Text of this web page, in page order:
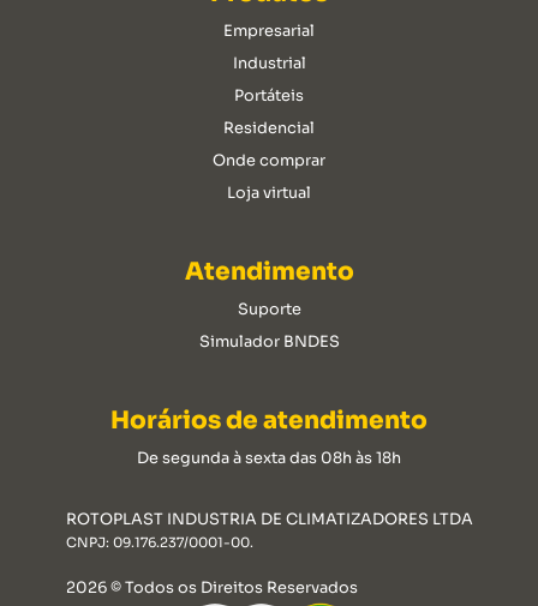
Empresarial
Industrial
Portáteis
Residencial
Onde comprar
Loja virtual
Atendimento
Suporte
Simulador BNDES
Horários de atendimento
De segunda à sexta das 08h às 18h
ROTOPLAST INDUSTRIA DE CLIMATIZADORES LTDA
CNPJ: 09.176.237/0001-00.
2026 © Todos os Direitos Reservados